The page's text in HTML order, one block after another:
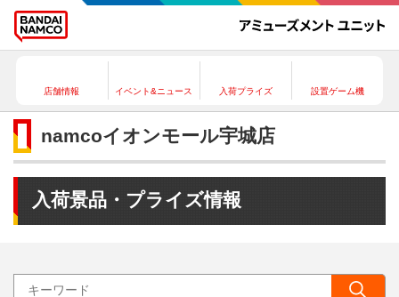
店舗情報 イベント&ニュース 入荷プライズ 設置ゲーム機
namcoイオンモール宇城店
入荷景品・プライズ情報